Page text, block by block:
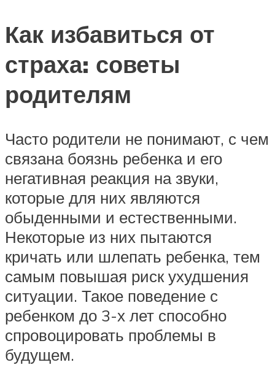
Как избавиться от
страха: советы
родителям
Часто родители не понимают, с чем
связана боязнь ребенка и его
негативная реакция на звуки,
которые для них являются
обыденными и естественными.
Некоторые из них пытаются
кричать или шлепать ребенка, тем
самым повышая риск ухудшения
ситуации. Такое поведение с
ребенком до 3-х лет способно
спровоцировать проблемы в
будущем.